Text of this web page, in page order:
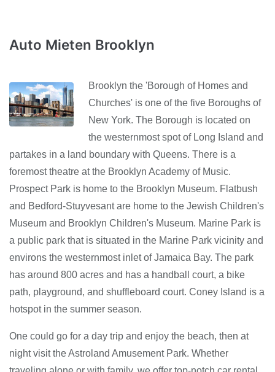
Auto Mieten Brooklyn
Brooklyn the 'Borough of Homes and
Churches' is one of the five Boroughs of
New York. The Borough is located on
the westernmost spot of Long Island and
partakes in a land boundary with Queens. There is a
foremost theatre at the Brooklyn Academy of Music.
Prospect Park is home to the Brooklyn Museum. Flatbush
and Bedford-Stuyvesant are home to the Jewish Children's
Museum and Brooklyn Children's Museum. Marine Park is
a public park that is situated in the Marine Park vicinity and
environs the westernmost inlet of Jamaica Bay. The park
has around 800 acres and has a handball court, a bike
path, playground, and shuffleboard court. Coney Island is a
hotspot in the summer season.
One could go for a day trip and enjoy the beach, then at
night visit the Astroland Amusement Park. Whether